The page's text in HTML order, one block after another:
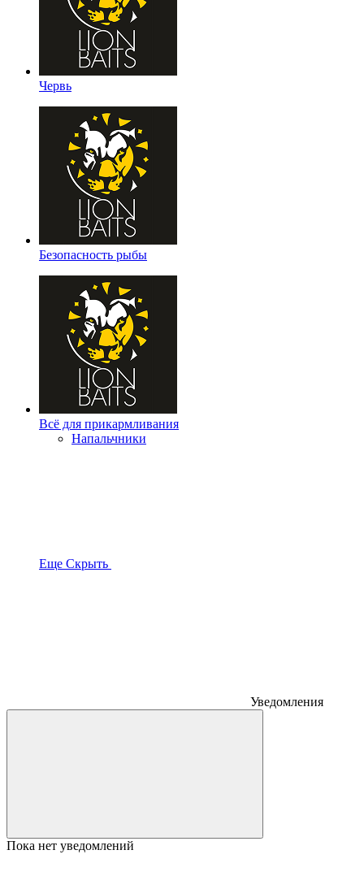
Червь
Безопасность рыбы
Всё для прикармливания
Напальчники
Еще Скрыть
Уведомления
Пока нет уведомлений